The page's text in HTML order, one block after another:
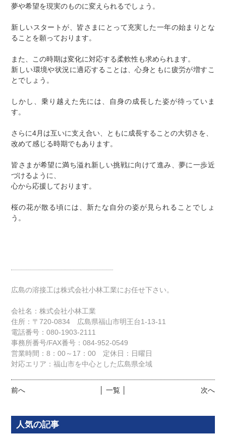
夢や希望を現実のものに変えられるでしょう。
新しいスタートが、皆さまにとって充実した一年の始まりとな
ることを願っております。
また、この時期は変化に対応する柔軟性も求められます。
新しい環境や状況に適応することは、心身ともに疲労が増すこ
とでしょう。
しかし、乗り越えた先には、自身の成長した姿が待っていま
す。
さらに4月は互いに支え合い、ともに成長することの大切さを、
改めて感じる時期でもあります。
皆さまが希望に満ち溢れ新しい挑戦に向けて進み、夢に一歩近
づけるように、
心から応援しております。
桜の花が散る頃には、新たな自分の姿が見られることでしょ
う。
広島の溶接工は株式会社小林工業にお任せ下さい。
会社名：株式会社小林工業
住所：〒720-0834 広島県福山市明王台1-13-11
電話番号：080-1903-2111
事務所番号/FAX番号：084-952-0549
営業時間：8：00～17：00 定休日：日曜日
対応エリア：福山市を中心とした広島県全域
前へ 次へ
│ 一覧 │
人気の記事